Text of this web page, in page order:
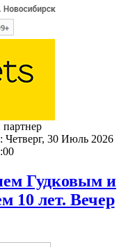
Четверг, 30 Июль 2026
Гудковым и
10 лет. Вечер